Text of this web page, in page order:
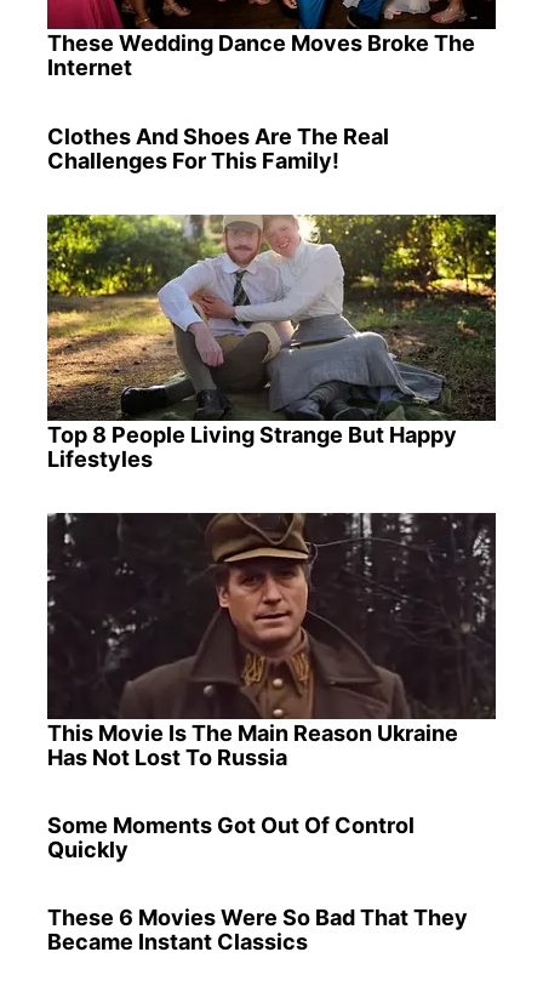
These Wedding Dance Moves Broke The
Internet
Clothes And Shoes Are The Real
Challenges For This Family!
Top 8 People Living Strange But Happy
Lifestyles
This Movie Is The Main Reason Ukraine
Has Not Lost To Russia
Some Moments Got Out Of Control
Quickly
These 6 Movies Were So Bad That They
Became Instant Classics